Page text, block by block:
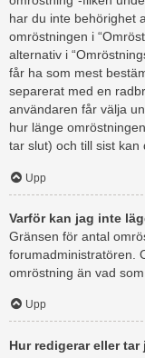
har du inte behörighet
omröstningen i
alternativ i
får ha som mest
separerat med en
användaren får välja
hur länge
tar slut) och till sist
Upp
Varför kan jag inte
Gränsen för antal
forumadministratören.
omröstning än vad
Upp
Hur redigerar eller